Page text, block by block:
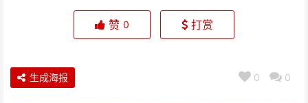
赞 0 打赏
0 0
生成海报